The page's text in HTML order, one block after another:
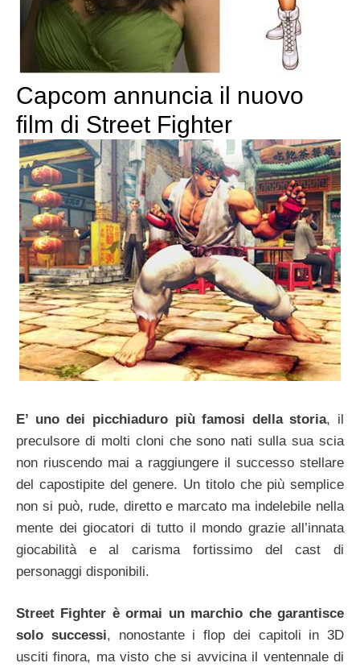
Capcom annuncia il nuovo
film di Street Fighter
E’ uno dei picchiaduro più famosi della storia, il
preculsore di molti cloni che sono nati sulla sua scia
non riuscendo mai a raggiungere il successo stellare
del capostipite del genere. Un titolo che più semplice
non si può, rude, diretto e marcato ma indelebile nella
mente dei giocatori di tutto il mondo grazie all’innata
giocabilità e al carisma fortissimo del cast di
personaggi disponibili.
Street Fighter è ormai un marchio che garantisce
solo successi, nonostante i flop dei capitoli in 3D
usciti finora, ma visto che si avvicina il ventennale di